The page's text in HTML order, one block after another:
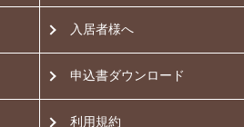
入居者様へ
申込書ダウンロード
利用規約